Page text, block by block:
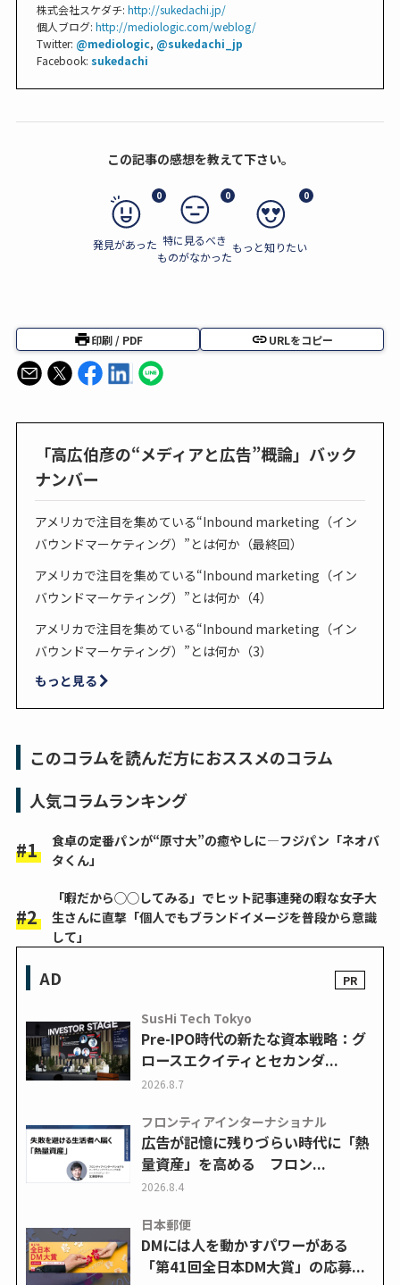
株式会社スケダチ:http://sukedachi.jp/
個人ブログ:http://mediologic.com/weblog/
Twitter: @mediologic, @sukedachi_jp
Facebook:sukedachi
この記事の感想を教えて下さい。
0
発見があった
0
特に見るべき
ものがなかった
0
もっと知りたい
印刷 / PDF URLをコピー
「高広伯彦の“メディアと広告”概論」バック
ナンバー
アメリカで注目を集めている“Inbound marketing（イン
バウンドマーケティング）”とは何か（最終回）
アメリカで注目を集めている“Inbound marketing（イン
バウンドマーケティング）”とは何か（4）
アメリカで注目を集めている“Inbound marketing（イン
バウンドマーケティング）”とは何か（3）
もっと見る
このコラムを読んだ方におススメのコラム
人気コラムランキング
食卓の定番パンが“原寸大”の癒やしに―フジパン「ネオバ
タくん」
「暇だから◯◯してみる」でヒット記事連発の暇な女子大
生さんに直撃「個人でもブランドイメージを普段から意識
して」
AD
SusHi Tech Tokyo
Pre-IPO時代の新たな資本戦略：グ
ロースエクイティとセカンダ...
2026.8.7
フロンティアインターナショナル
広告が記憶に残りづらい時代に「熱
量資産」を高める フロン...
2026.8.4
日本郵便
DMには人を動かすパワーがある
「第41回全日本DM大賞」の応募...